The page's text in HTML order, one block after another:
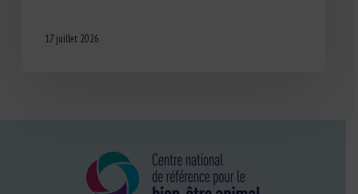
17 juillet 2026